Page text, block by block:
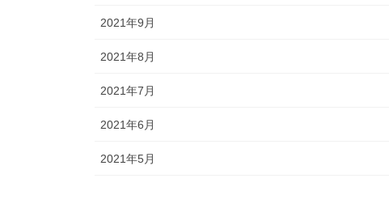
2021年9月
2021年8月
2021年7月
2021年6月
2021年5月